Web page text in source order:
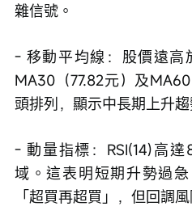
雜信號。
- 移動平均線：股價遠高
MA30（77.82元）及
頭排列，顯示中長期上升趨
- 動量指標：RSI(14)高
域。這表明短期升勢過
「超買再超買」，但回調